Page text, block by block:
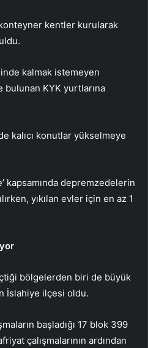
kentler kurularak
kalmak istemeyen
KYK yurtlarına
kalıcı konutlar yükselmeye
kapsamında depremzedelerin
yıkılan evler için en az 1
bölgelerden biri de büyük
İslahiye ilçesi oldu.
başladığı 17 blok 399
çalışmalarının ardından